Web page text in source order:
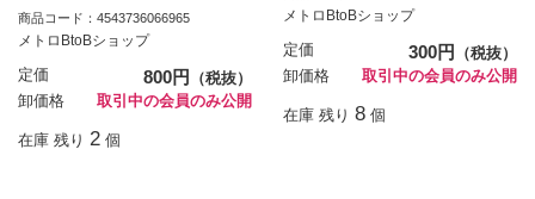
商品コード：4543736066965
メトロBtoBショップ
定価 800円
（税抜）
卸価格
取引中の会員のみ公開
在庫 残り 2 個
メトロBtoBショップ
定価 300円
（税抜）
卸価格
取引中の会員のみ公開
在庫 残り 8 個